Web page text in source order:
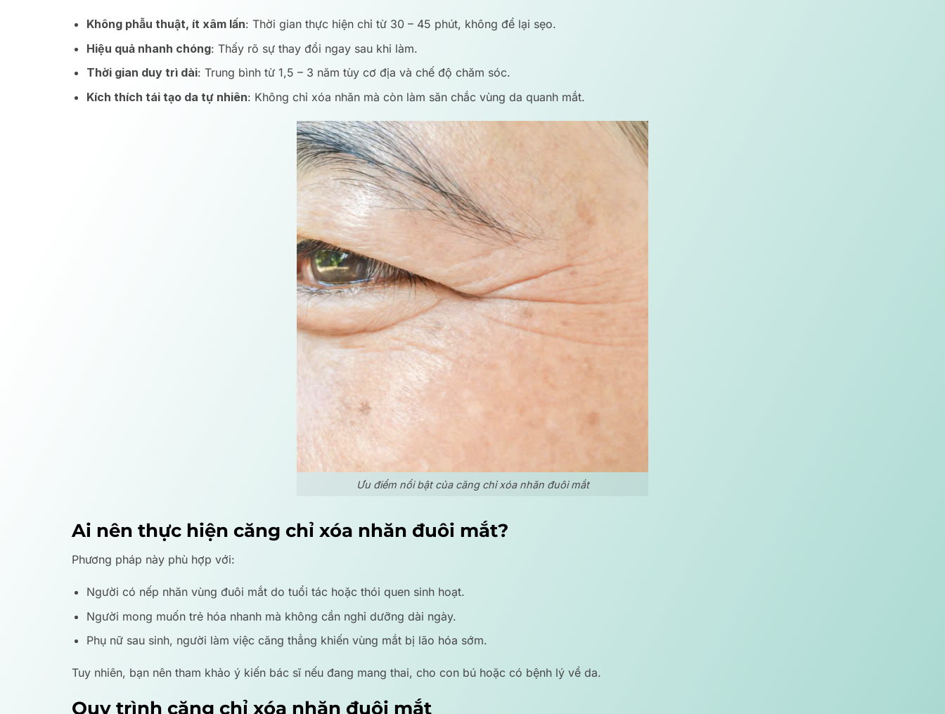
Không phẫu thuật, ít xâm lấn: Thời gian thực hiện chỉ từ 30 – 45 phút, không để lại sẹo.
Hiệu quả nhanh chóng: Thấy rõ sự thay đổi ngay sau khi làm.
Thời gian duy trì dài: Trung bình từ 1,5 – 3 năm tùy cơ địa và chế độ chăm sóc.
Kích thích tái tạo da tự nhiên: Không chỉ xóa nhăn mà còn làm săn chắc vùng da quanh mắt.
Ưu điểm nổi bật của căng chỉ xóa nhăn đuôi mắt
Ai nên thực hiện căng chỉ xóa nhăn đuôi mắt?
Phương pháp này phù hợp với:
Người có nếp nhăn vùng đuôi mắt do tuổi tác hoặc thói quen sinh hoạt.
Người mong muốn trẻ hóa nhanh mà không cần nghỉ dưỡng dài ngày.
Phụ nữ sau sinh, người làm việc căng thẳng khiến vùng mắt bị lão hóa sớm.
Tuy nhiên, bạn nên tham khảo ý kiến bác sĩ nếu đang mang thai, cho con bú hoặc có bệnh lý về da.
Quy trình căng chỉ xóa nhăn đuôi mắt